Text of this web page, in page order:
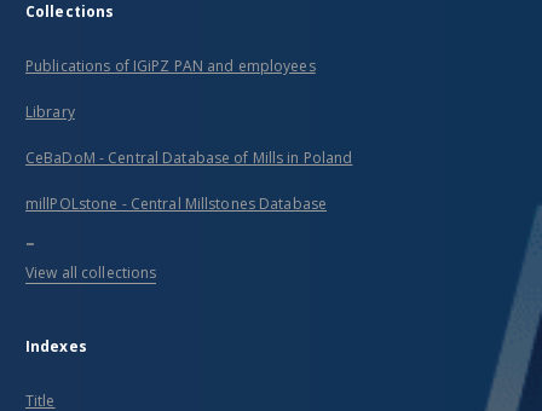
Collections
Publications of IGiPZ PAN and employees
Library
CeBaDoM - Central Database of Mills in Poland
millPOLstone - Central Millstones Database
...
View all collections
Indexes
Title